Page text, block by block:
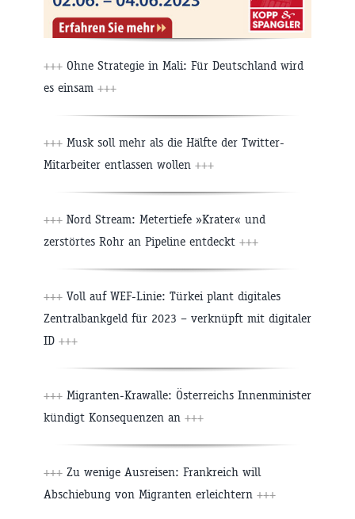
+++ Ohne Strategie in Mali: Für Deutschland wird
es einsam +++
+++ Musk soll mehr als die Hälfte der Twitter-
Mitarbeiter entlassen wollen +++
+++ Nord Stream: Metertiefe »Krater« und
zerstörtes Rohr an Pipeline entdeckt +++
+++ Voll auf WEF-Linie: Türkei plant digitales
Zentralbankgeld für 2023 – verknüpft mit digitaler
ID +++
+++ Migranten-Krawalle: Österreichs Innenminister
kündigt Konsequenzen an +++
+++ Zu wenige Ausreisen: Frankreich will
Abschiebung von Migranten erleichtern +++